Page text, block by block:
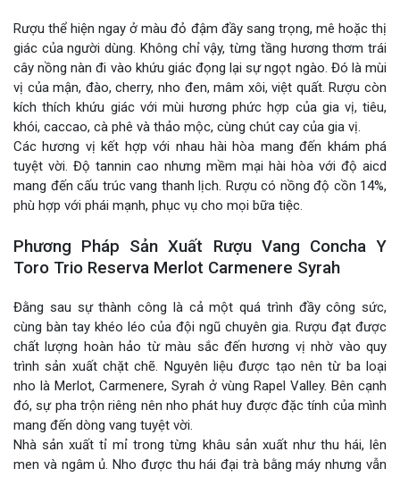
Rượu thể hiện ngay ở màu đỏ đậm đầy sang trọng, mê hoặc thị
giác của người dùng. Không chỉ vậy, từng tầng hương thơm trái
cây nồng nàn đi vào khứu giác đọng lại sự ngọt ngào. Đó là mùi
vị của mận, đào, cherry, nho đen, mâm xôi, việt quất. Rượu còn
kích thích khứu giác với mùi hương phức hợp của gia vị, tiêu,
khói, caccao, cà phê và thảo mộc, cùng chút cay của gia vị.
Các hương vị kết hợp với nhau hài hòa mang đến khám phá
tuyệt vời. Độ tannin cao nhưng mềm mại hài hòa với độ aicd
mang đến cấu trúc vang thanh lịch. Rượu có nồng độ cồn 14%,
phù hợp với phái mạnh, phục vụ cho mọi bữa tiệc.
Phương Pháp Sản Xuất Rượu Vang Concha Y
Toro Trio Reserva Merlot Carmenere Syrah
Đằng sau sự thành công là cả một quá trình đầy công sức,
cùng bàn tay khéo léo của đội ngũ chuyên gia. Rượu đạt được
chất lượng hoàn hảo từ màu sắc đến hương vị nhờ vào quy
trình sản xuất chặt chẽ. Nguyên liệu được tạo nên từ ba loại
nho là Merlot, Carmenere, Syrah ở vùng Rapel Valley. Bên cạnh
đó, sự pha trộn riêng nên nho phát huy được đặc tính của mình
mang đến dòng vang tuyệt vời.
Nhà sản xuất tỉ mỉ trong từng khâu sản xuất như thu hái, lên
men và ngâm ủ. Nho được thu hái đại trà bằng máy nhưng vẫn